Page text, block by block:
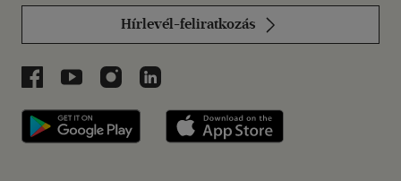
Hírlevél-feliratkozás
Libri a Facebookon
Libri a Youtube-on
Libri az Instagramon
Libri a LinkedInen
Libri applikáció Szerezd meg: Google